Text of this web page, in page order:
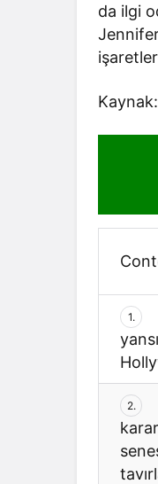
da ilgi
Kaynak:
1.
2.